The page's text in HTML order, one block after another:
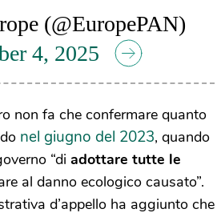
(@EuropePAN)
4, 2025
non fa che confermare quanto
nel giugno del 2023, quando
“di adottare tutte le
al danno ecologico causato”.
d’appello ha aggiunto che